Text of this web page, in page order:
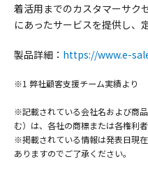
着活用までのカスタマーサク
にあったサービスを提供し、
製品詳細： https://www.e-
※1 弊社顧客支援チーム実績より
※記載されている会社名および商
む）は、各社の商標または各権利者
※掲載されている情報は発表日現
ありますのでご了承ください。